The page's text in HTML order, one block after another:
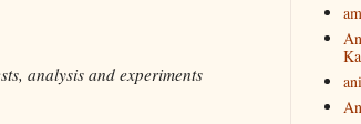
analysis and experiments